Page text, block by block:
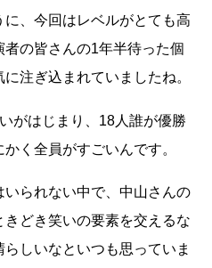
、今回はレベルがとても高
の皆さんの1年半待った個
注ぎ込まれていましたね。
がはじまり、18人誰が優勝
く全員がすごいんです。
られない中で、中山さんの
どき笑いの要素を交えるな
しいなといつも思っていま